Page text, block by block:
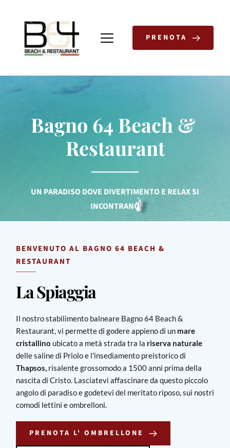
PRENOTA
Bagno 64 Beach &
Restaurant
UN PARADISO DOVE DIVERTIMENTO E RELAX SI
INCONTRANO
BENVENUTO AL BAGNO 64 BEACH &
RESTAURANT
La Spiaggia
Il nostro stabilimento balneare Bagno 64 Beach &
Restaurant, vi permette di godere appieno di un mare
cristallino ubicato a metà strada tra la riserva naturale
delle saline di Priolo e l'insediamento preistorico di
Thapsos, risalente grossomodo a 1500 anni prima della
nascita di Cristo. Lasciatevi affascinare da questo piccolo
angolo di paradiso e godetevi del meritato riposo, sui nostri
comodi lettini e ombrelloni.
PRENOTA L' OMBRELLONE